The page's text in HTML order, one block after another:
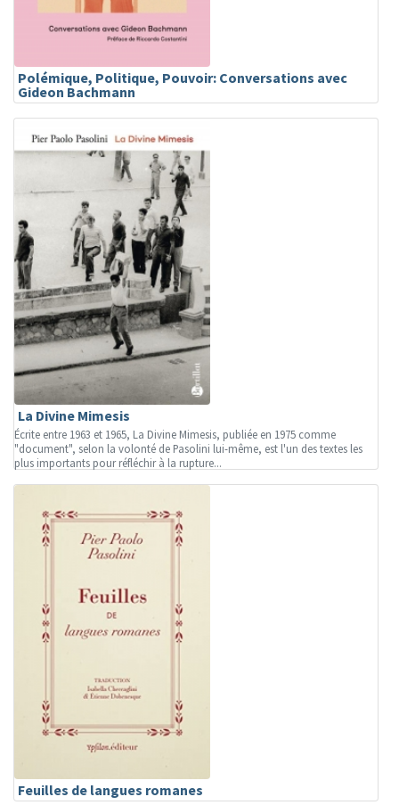
Polémique, Politique, Pouvoir: Conversations avec
Gideon Bachmann
La Divine Mimesis
Écrite entre 1963 et 1965, La Divine Mimesis, publiée en 1975 comme
"document", selon la volonté de Pasolini lui-même, est l'un des textes les
plus importants pour réfléchir à la rupture...
Feuilles de langues romanes